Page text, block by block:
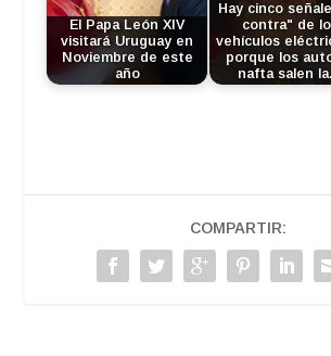
El Papa León XIV
visitará Uruguay en
Noviembre de este
año
Hay cinco
contra" de
vehículos
porque los
nafta salen
COMPARTIR: